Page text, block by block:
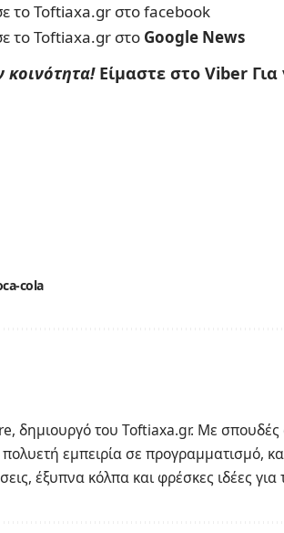
το Toftiaxa.gr στοfacebook
το Toftiaxa.gr στο Google News
κοινότητα! Είμαστε στο Viber
cola
δημιουργό του Toftiaxa.gr. Με
εμπειρία σε προγραμματισμό,
έξυπνα κόλπα και φρέσκες ιδέες για